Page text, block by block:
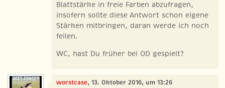
Blattstärke in freie Farben abzufragen,
insofern sollte diese Antwort schon eigene
Stärken mitbringen, daran werde ich noch
feilen.
WC, hast Du früher bei OD gespielt?
worstcase, 13. Oktober 2016, um 13:26